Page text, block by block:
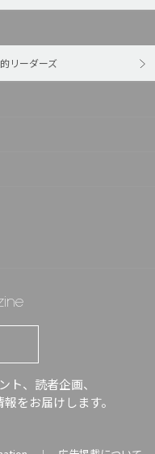
リーダーズ
ト、読者企画、
をお届けします。